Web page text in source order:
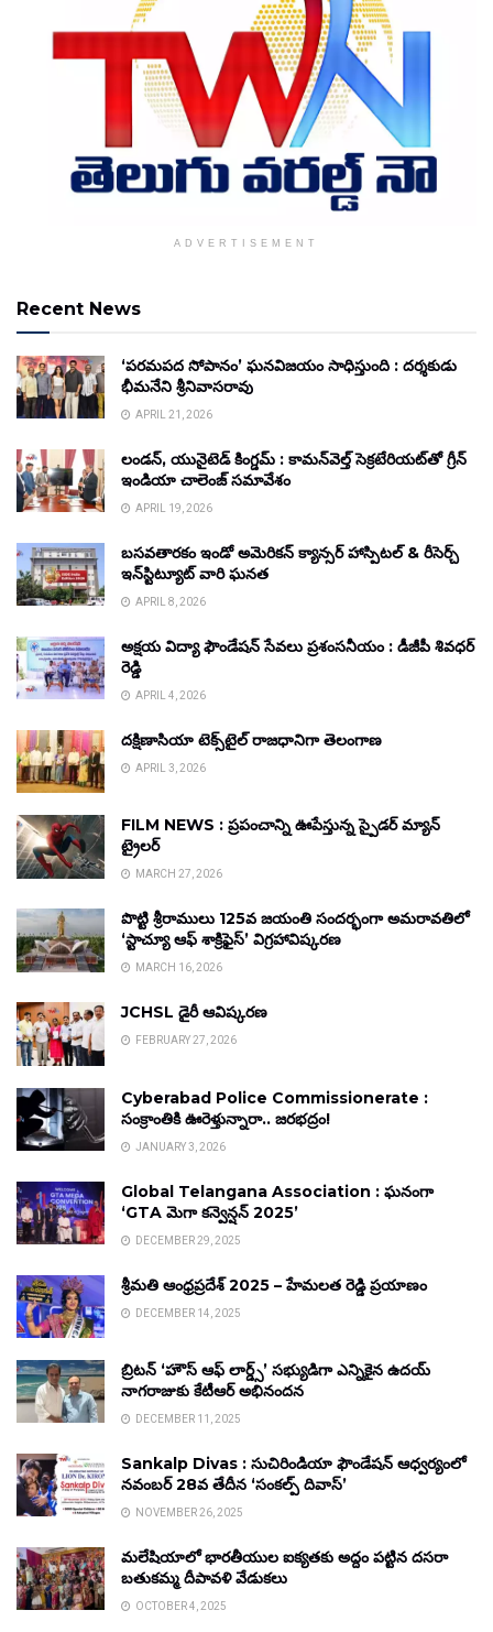
ADVERTISEMENT
Recent News
‘పరమపద సోపానం’ ఘనవిజయం సాధిస్తుంది : దర్శకుడు
భీమనేని శ్రీనివాసరావు
APRIL 21, 2026
లండన్, యునైటెడ్ కింగ్డమ్ : కామన్‌వెల్త్ సెక్రటేరియట్‌తో గ్రీన్
ఇండియా చాలెంజ్ సమావేశం
APRIL 19, 2026
బసవతారకం ఇండో అమెరికన్ క్యాన్సర్ హాస్పిటల్ & రీసెర్చ్
ఇన్‌స్టిట్యూట్ వారి ఘనత
APRIL 8, 2026
అక్షయ విద్యా ఫౌండేషన్ సేవలు ప్రశంసనీయం : డీజీపీ శివధర్
రెడ్డి
APRIL 4, 2026
దక్షిణాసియా టెక్స్‌టైల్ రాజధానిగా తెలంగాణ
APRIL 3, 2026
FILM NEWS : ప్రపంచాన్ని ఊపేస్తున్న స్పైడర్ మ్యాన్
ట్రైలర్
MARCH 27, 2026
పొట్టి శ్రీరాములు 125వ జయంతి సందర్భంగా అమరావతిలో
‘స్టాచ్యూ ఆఫ్ శాక్రిఫైస్’ విగ్రహావిష్కరణ
MARCH 16, 2026
JCHSL డైరీ ఆవిష్కరణ
FEBRUARY 27, 2026
Cyberabad Police Commissionerate :
సంక్రాంతికి ఊరెళ్తున్నారా.. జరభద్రం!
JANUARY 3, 2026
Global Telangana Association : ఘనంగా
‘GTA మెగా కన్వెన్షన్ 2025’
DECEMBER 29, 2025
శ్రీమతి ఆంధ్రప్రదేశ్ 2025 – హేమలత రెడ్డి ప్రయాణం
DECEMBER 14, 2025
బ్రిటన్ ‘హౌస్ ఆఫ్ లార్డ్స్’ సభ్యుడిగా ఎన్నికైన ఉదయ్
నాగరాజుకు కేటీఆర్ అభినందన
DECEMBER 11, 2025
Sankalp Divas : సుచిరిండియా ఫౌండేషన్ ఆధ్వర్యంలో
నవంబర్ 28వ తేదీన ‘సంకల్ప్ దివాస్’
NOVEMBER 26, 2025
మలేషియాలో భారతీయుల ఐక్యతకు అద్దం పట్టిన దసరా
బతుకమ్మ దీపావళి వేడుకలు
OCTOBER 4, 2025